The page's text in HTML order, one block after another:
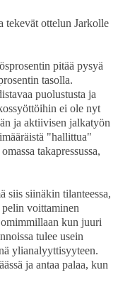
tekevät ottelun Jarkolle
pitää pysyä
tasolla.
puolustusta ja
ei ole nyt
ja aktiivisen jalkatyön
"hallittua"
takapressussa,
siis siinäkin tilanteessa,
voittaminen
kun juuri
tulee usein
ylianalyyttisyyteen.
ja antaa palaa, kun